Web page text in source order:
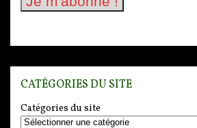
CATÉGORIES DU SITE
Catégories du site